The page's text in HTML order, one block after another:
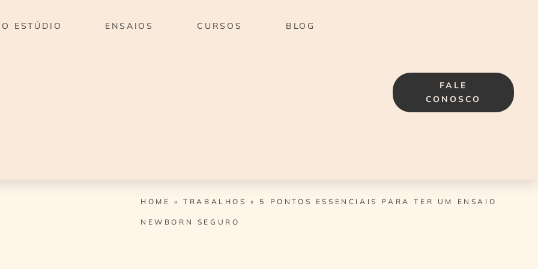
O ESTÚDIO ENSAIOS CURSOS BLOG
FALE
CONOSCO
HOME »TRABALHOS » 5 PONTOS ESSENCIAIS PARA TER UM ENSAIO
NEWBORN SEGURO